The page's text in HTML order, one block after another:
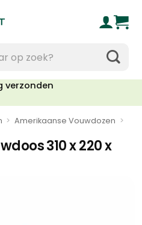
> Amerikaanse Vouwdozen >
310 x 220 x